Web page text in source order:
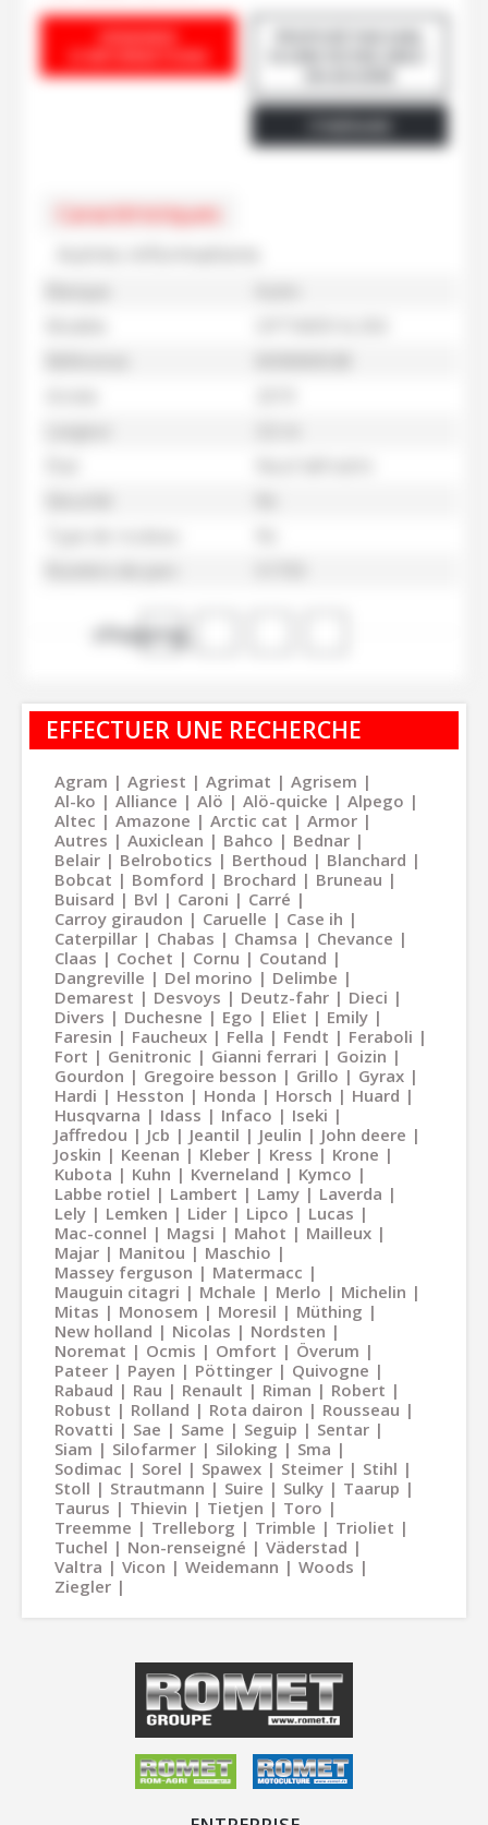
shopping_cart
Caractéristiques
EFFECTUER UNE RECHERCHE
Agram Agriest Agrimat
Agrisem
Al-ko
Alliance Alö Alö-quicke
Alpego
Altec
Amazone Arctic cat
Armor
Autres
Auxiclean Bahco
Bednar
Belair
Belrobotics Berthoud
Blanchard
Bobcat
Bomford Brochard
Bruneau
Buisard
Bvl Caroni
Carré
Carroy giraudon
Caruelle
Case ih
Caterpillar
Chabas Chamsa
Chevance
Claas
Cochet Cornu
Coutand
Dangreville
Del morino
Delimbe
Demarest
Desvoys Deutz-fahr
Dieci
Divers
Duchesne Ego Eliet
Emily
Faresin
Faucheux Fella Fendt
Feraboli
Fort
Genitronic Gianni ferrari
Goizin
Gourdon
Gregoire besson Grillo
Gyrax
Hardi
Hesston Honda Horsch
Huard
Husqvarna
Idass Infaco
Iseki
Jaffredou
Jcb Jeantil Jeulin
John deere
Joskin
Keenan Kleber Kress
Krone
Kubota
Kuhn Kverneland
Kymco
Labbe rotiel
Lambert Lamy
Laverda
Lely
Lemken Lider Lipco
Lucas
Mac-connel
Magsi Mahot
Mailleux
Majar
Manitou
Maschio
Massey ferguson
Matermacc
Mauguin citagri
Mchale Merlo
Michelin
Mitas
Monosem Moresil
Müthing
New holland
Nicolas
Nordsten
Noremat
Ocmis Omfort
Överum
Pateer
Payen Pöttinger
Quivogne
Rabaud
Rau Renault Riman
Robert
Robust
Rolland Rota dairon
Rousseau
Rovatti
Sae Same Seguip
Sentar
Siam
Silofarmer Siloking
Sma
Sodimac
Sorel Spawex Steimer
Stihl
Stoll
Strautmann Suire Sulky
Taarup
Taurus
Thievin Tietjen
Toro
Treemme
Trelleborg Trimble
Trioliet
Tuchel
Non-renseigné
Väderstad
Valtra
Vicon Weidemann
Woods
Ziegler